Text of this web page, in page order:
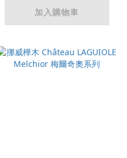
加入購物車